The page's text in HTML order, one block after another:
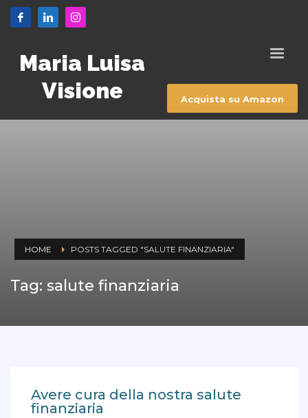
Maria Luisa
Visione
Acquista su Amazon
HOME POSTS TAGGED "SALUTE FINANZIARIA"
Tag: salute finanziaria
Avere cura della nostra salute
finanziaria